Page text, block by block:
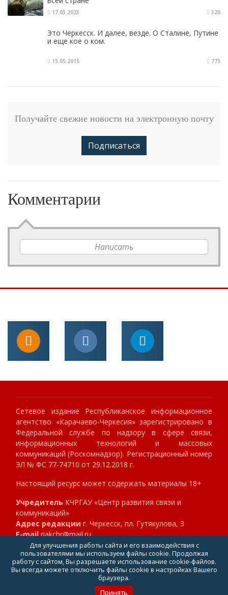
17.03.2023 320
Это Черкесск. И далее, везде. О Сталине, Путине
и еще кое о ком.
15.05.2015 775
Получайте свежие новости на электронную почту
Подписаться
Комментарии
Написать
Сетевое издание Республиканское информационное
агентство «Карачаево-Черкесия» зарегистрировано в
Федеральной службе по надзору в сфере связи,
информационных технологий и массовых
коммуникаций (Роскомнадзор). Регистрационный номер
ЭЛ № ФС 77-74710 от 29.12.2018 г.
Настоящий ресурс может содержать материалы 18+
Учредитель КЧРГАУ «Центр развития связи и
коммуникаций»
Адрес редакции г. Черкесск, пл. Гутякулова, 3
E-mailriakchr@mail.ru
Телефон8 (8782) 23-89-40
Главный редакторКлокова Мария Алексеевна
Для улучшения работы сайта и его взаимодействия с
пользователями мы используем файлы cookie. Продолжая
работу с сайтом, Вы разрешаете использование cookie-файлов.
Вы всегда можете отключить файлы cookie в настройках Вашего
браузера.
Принять